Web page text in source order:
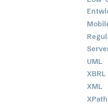
UML
XBRL
XML